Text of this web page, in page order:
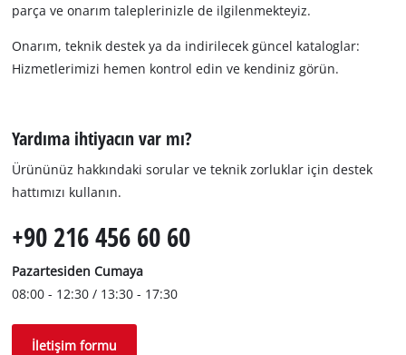
parça ve onarım taleplerinizle de ilgilenmekteyiz.
Onarım, teknik destek ya da indirilecek güncel kataloglar:
Hizmetlerimizi hemen kontrol edin ve kendiniz görün.
Yardıma ihtiyacın var mı?
Ürününüz hakkındaki sorular ve teknik zorluklar için destek
hattımızı kullanın.
+90 216 456 60 60
Pazartesiden Cumaya
08:00 - 12:30 / 13:30 - 17:30
İletişim formu